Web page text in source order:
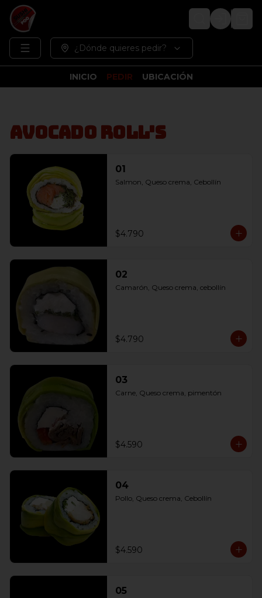
Login
¿Dónde quieres pedir?
INICIO PEDIR UBICACIÓN
Avocado Roll's
01
Salmon, Queso crema, Cebollín
$4.790
02
Camarón, Queso crema, cebollín
$4.790
03
Carne, Queso crema, pimentón
$4.590
04
Pollo, Queso crema, Cebollín
$4.590
05